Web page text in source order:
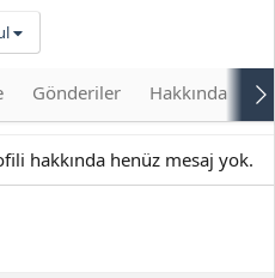
Gönderiler Hakkında
hakkında henüz mesaj yok.